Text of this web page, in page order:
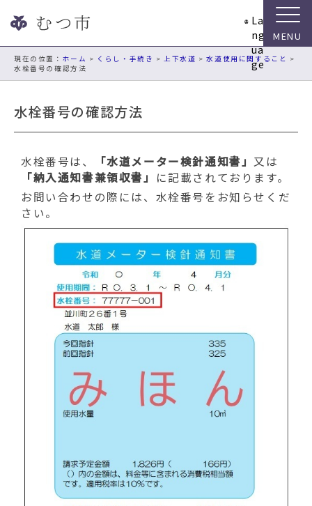
ビ
La
ng
ua
ge
現在の位置： ホーム > くらし・手続き >上下水道 >水道使用に関すること >
水栓番号の確認方法
水栓番号の確認方法
水栓番号は、 「水道メーター検針通知書」又は
「納入通知書兼領収書」
に記載されております。
お問い合わせの際には、水栓番号をお知らせくだ
さい。